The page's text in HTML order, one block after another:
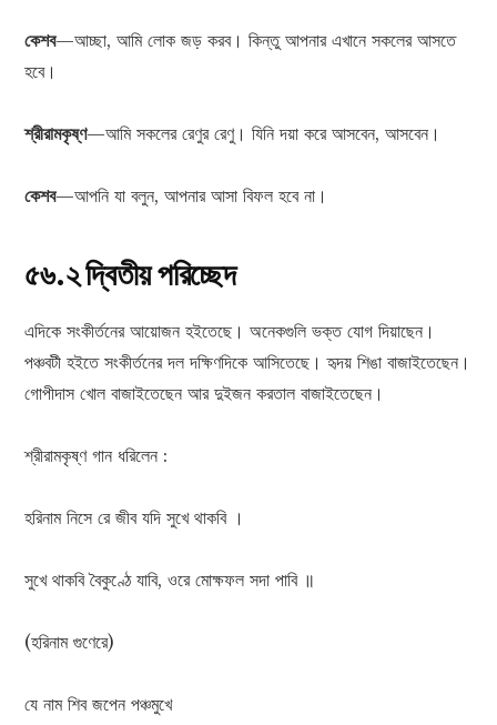
কেশব—আচ্ছা, আমি লোক জড় করব। কিন্তু আপনার এখানে সকলের আসতে
হবে।
শ্রীরামকৃষ্ণ—আমি সকলের রেণুর রেণু। যিনি দয়া করে আসবেন, আসবেন।
কেশব—আপনি যা বলুন, আপনার আসা বিফল হবে না।
৫৬.২ দ্বিতীয় পরিচ্ছেদ
এদিকে সংকীর্তনের আয়োজন হইতেছে। অনেকগুলি ভক্ত যোগ দিয়াছেন।
পঞ্চবটী হইতে সংকীর্তনের দল দক্ষিণদিকে আসিতেছে। হৃদয় শিঙা বাজাইতেছেন।
গোপীদাস খোল বাজাইতেছেন আর দুইজন করতাল বাজাইতেছেন।
শ্রীরামকৃষ্ণ গান ধরিলেন :
হরিনাম নিসে রে জীব যদি সুখে থাকবি ।
সুখে থাকবি বৈকুণ্ঠে যাবি, ওরে মোক্ষফল সদা পাবি ॥
(হরিনাম গুণেরে)
যে নাম শিব জপেন পঞ্চমুখে